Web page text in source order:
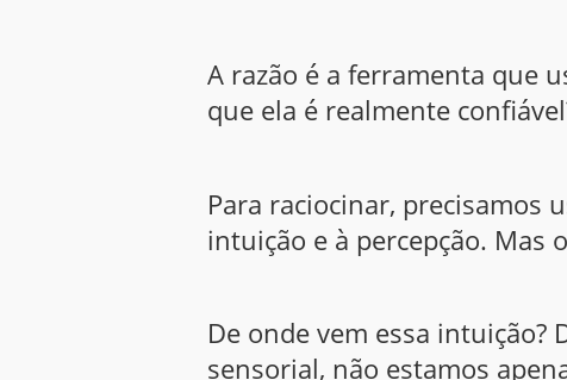
A razão é a ferramenta que
que ela é realmente
Para raciocinar, precisamos
intuição e à percepção. Mas
De onde vem essa
sensorial, não estamos